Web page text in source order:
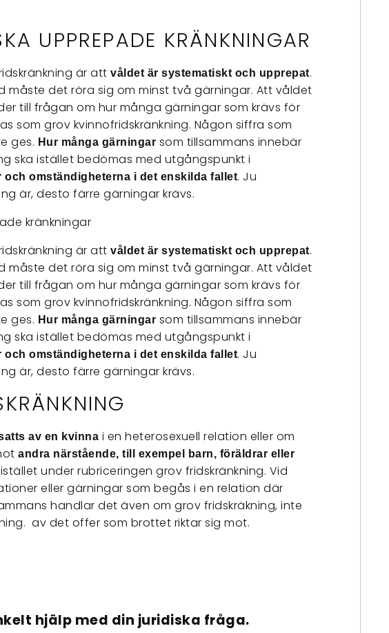
UPPREPADE KRÄNKNINGAR
är attvåldet är systematiskt och upprepat.
måste det röra sig om minst två gärningar. Att våldet
till frågan om hur många gärningar som krävs för
som grov kvinnofridskränkning. Någon siffra som
ges. Hur många gärningar som tillsammans innebär
ska istället bedömas med utgångspunkt i
och omständigheterna i det enskilda fallet. Ju
är, desto färre gärningar krävs.
kränkningar
är attvåldet är systematiskt och upprepat.
måste det röra sig om minst två gärningar. Att våldet
till frågan om hur många gärningar som krävs för
som grov kvinnofridskränkning. Någon siffra som
ges. Hur många gärningar som tillsammans innebär
ska istället bedömas med utgångspunkt i
och omständigheterna i det enskilda fallet. Ju
är, desto färre gärningar krävs.
av en kvinna i en heterosexuell relation eller om
andra närstående, till exempel barn, föräldrar eller
under rubriceringen grov fridskränkning. Vid
eller gärningar som begås i en relation där
handlar det även om grov fridskräkning, inte
av det offer som brottet riktar sig mot.
hjälp med din juridiska fråga.